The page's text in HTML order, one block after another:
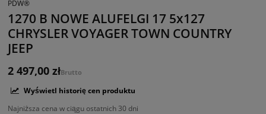
PDW®
1270 B NOWE ALUFELGI 17 5x127
CHRYSLER VOYAGER TOWN COUNTRY
JEEP
2 497,00 złBrutto
Wyświetl historię cen produktu
Najniższa cena w ciągu ostatnich 30 dni